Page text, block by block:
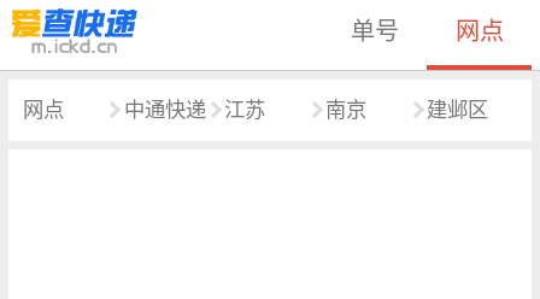
单号 网点
网点 中通快递 江苏 南京 建邺区